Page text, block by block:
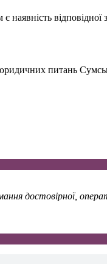
відповідної
питань
достовірної,